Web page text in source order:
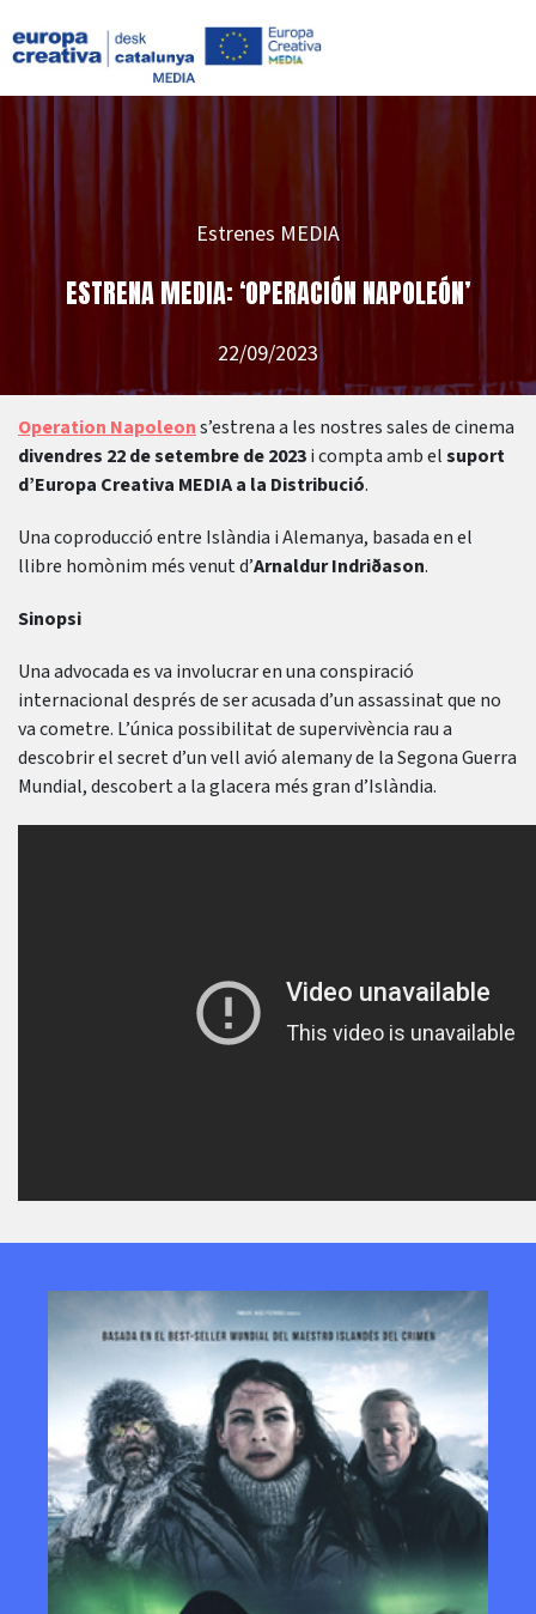
Estrenes MEDIA
ESTRENA MEDIA: ‘OPERACIÓN NAPOLEÓN’
22/09/2023
Operation Napoleons’estrena a les nostres sales de cinema
divendres 22 de setembre de 2023i compta amb elsuport
d’Europa Creativa MEDIA a la Distribució.
Una coproducció entre Islàndia i Alemanya, basada en el
llibre homònim més venut d’Arnaldur Indriðason.
Sinopsi
Una advocada es va involucrar en una conspiració
internacional després de ser acusada d’un assassinat que no
va cometre. L’única possibilitat de supervivència rau a
descobrir el secret d’un vell avió alemany de la Segona Guerra
Mundial, descobert a la glacera més gran d’Islàndia.